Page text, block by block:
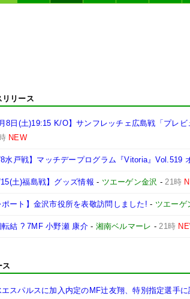
リリース
月8日(土)19:15 K/O】サンフレッチェ広島戦「プレ
NEW
8水戸戦】マッチデープログラム『Vitoria』Vol.519
15(土)福島戦】グッズ情報 - ツエーゲン金沢 -21時
ポート】金沢市役所を表敬訪問しました! - ツエーゲ
転結 ? 7MF 小野瀬 康介- 湘南ベルマーレ -21時
ス
エスパルスに加入内定のMF辻友翔、特別指定選手に